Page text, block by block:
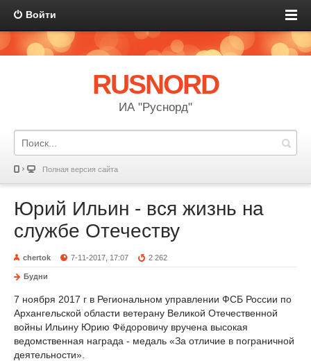
Войти
RUSNORD
ИА "Руснорд"
Полная версия сайта
Юрий Ильин - вся жизнь на
службе Отечеству
chertok 7-11-2017, 17:07 2 262
Будни
7 ноября 2017 г в Региональном управлении ФСБ России по
Архангельской области ветерану Великой Отечественной
войны Ильину Юрию Фёдоровичу вручена высокая
ведомственная награда - медаль «За отличие в пограничной
деятельности».